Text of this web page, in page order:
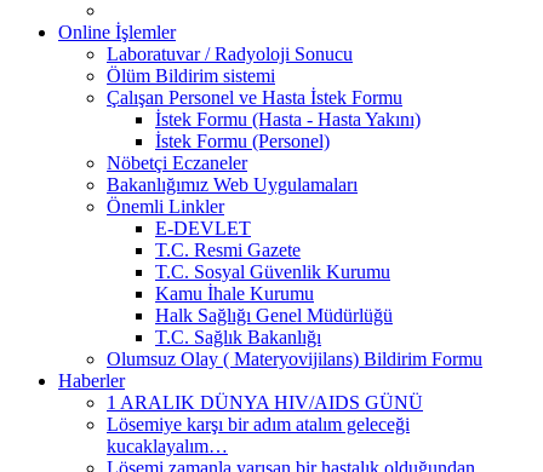
Online İşlemler
Laboratuvar / Radyoloji Sonucu
Ölüm Bildirim sistemi
Çalışan Personel ve Hasta İstek Formu
İstek Formu (Hasta - Hasta Yakını)
İstek Formu (Personel)
Nöbetçi Eczaneler
Bakanlığımız Web Uygulamaları
Önemli Linkler
E-DEVLET
T.C. Resmi Gazete
T.C. Sosyal Güvenlik Kurumu
Kamu İhale Kurumu
Halk Sağlığı Genel Müdürlüğü
T.C. Sağlık Bakanlığı
Olumsuz Olay ( Materyovijilans) Bildirim Formu
Haberler
1 ARALIK DÜNYA HIV/AIDS GÜNÜ
Lösemiye karşı bir adım atalım geleceği
kucaklayalım…
Lösemi zamanla yarışan bir hastalık olduğundan,